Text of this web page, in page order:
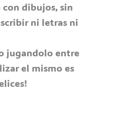
dibujos, sin
ni letras ni
jugandolo entre
el mismo es